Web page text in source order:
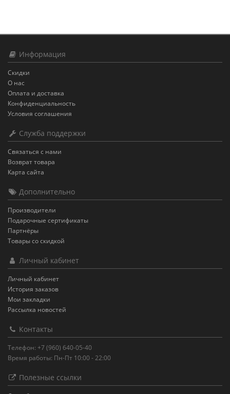
Информация
Скидки
О нас
Оплата и доставка
Конфиденциальность
Условия соглашения
Служба поддержки
Связаться с нами
Возврат товара
Карта сайта
Дополнительно
Производители
Подарочные сертификаты
Партнёры
Товары со скидкой
Личный кабинет
Личный кабинет
История заказов
Мои закладки
Рассылка новостей
Контакты
Телефон: +7 (960) 640-05-40
Время работы: Пн-Пт 10:00 - 22:00
Полезные ссылки